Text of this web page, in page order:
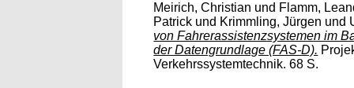
Meirich, Christian und Flamm,
Patrick und Krimmling, Jürgen und
von Fahrerassistenzsystemen im
der Datengrundlage (FAS-D).
Verkehrssystemtechnik. 68 S.